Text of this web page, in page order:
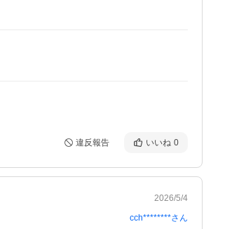
違反報告 いいね 0
2026/5/4
cch********さん